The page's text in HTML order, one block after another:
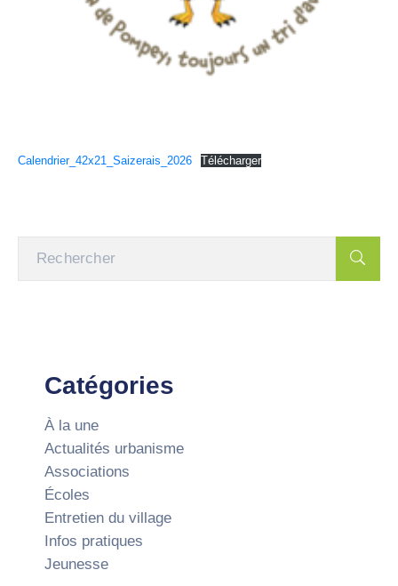
Calendrier_42x21_Saizerais_2026 Télécharger
Catégories
À la une
Actualités urbanisme
Associations
Écoles
Entretien du village
Infos pratiques
Jeunesse